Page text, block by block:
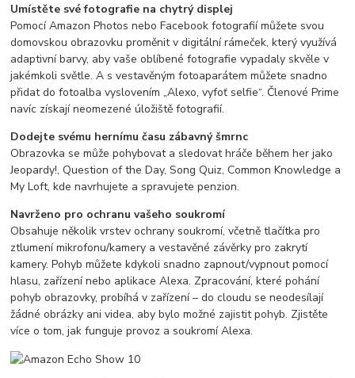
Umístěte své fotografie na chytrý displej
Pomocí Amazon Photos nebo Facebook fotografií můžete svou
domovskou obrazovku proměnit v digitální rámeček, který využívá
adaptivní barvy, aby vaše oblíbené fotografie vypadaly skvěle v
jakémkoli světle. A s vestavěným fotoaparátem můžete snadno
přidat do fotoalba vyslovením „Alexo, vyfoť selfie“. Členové Prime
navíc získají neomezené úložiště fotografií.
Dodejte svému hernímu času zábavný šmrnc
Obrazovka se může pohybovat a sledovat hráče během her jako
Jeopardy!, Question of the Day, Song Quiz, Common Knowledge a
My Loft, kde navrhujete a spravujete penzion.
Navrženo pro ochranu vašeho soukromí
Obsahuje několik vrstev ochrany soukromí, včetně tlačítka pro
ztlumení mikrofonu/kamery a vestavěné závěrky pro zakrytí
kamery. Pohyb můžete kdykoli snadno zapnout/vypnout pomocí
hlasu, zařízení nebo aplikace Alexa. Zpracování, které pohání
pohyb obrazovky, probíhá v zařízení – do cloudu se neodesílají
žádné obrázky ani videa, aby bylo možné zajistit pohyb. Zjistěte
více o tom, jak funguje provoz a soukromí Alexa.